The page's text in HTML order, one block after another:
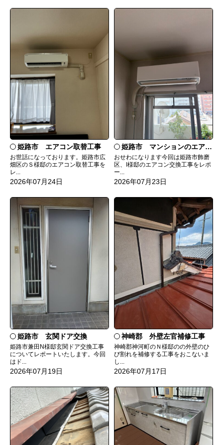
姫路市 エアコン取替工事
お世話になっております。姫路市広
畑区のＳ様邸のエアコン取替工事を
レ...
2026年07月24日
姫路市 マンションのエアコンをダイキンRXへ交換
おせわになります今回は姫路市飾磨
区、I様邸のエアコン交換工事をレポ
ー...
2026年07月23日
姫路市 玄関ドア交換
姫路市兼田N様邸玄関ドア交換工事
についてレポートいたします。今回
はド...
2026年07月19日
神崎郡 外壁左官補修工事
神崎郡神河町のＮ様邸のの外壁のひ
び割れを補修する工事をおこないま
し...
2026年07月17日